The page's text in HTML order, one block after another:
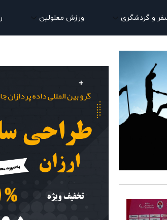
و گردشگری ورزش معلولین